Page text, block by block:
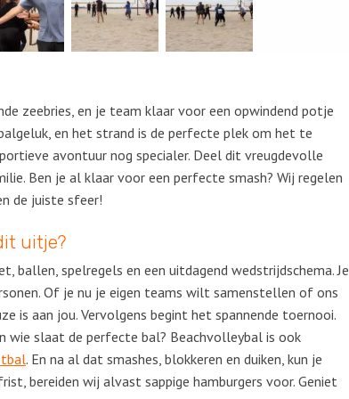
zeebries, en je team klaar voor een opwindend potje
en het strand is de perfecte plek om het te
avontuur nog specialer. Deel dit vreugdevolle
Ben je al klaar voor een perfecte smash? Wij regelen
de juiste sfeer!
uitje?
ballen, spelregels en een uitdagend wedstrijdschema. Je
Of je nu je eigen teams wilt samenstellen of ons
is aan jou. Vervolgens begint het spannende toernooi.
wie slaat de perfecte bal? Beachvolleybal is ook
. En na al dat smashes, blokkeren en duiken, kun je
bereiden wij alvast sappige hamburgers voor. Geniet